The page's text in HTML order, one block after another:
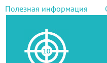
Полезная информация